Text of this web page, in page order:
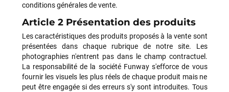
conditions générales de vente.
Article 2 Présentation des produits
Les caractéristiques des produits proposés à la vente sont
présentées dans chaque rubrique de notre site. Les
photographies n'entrent pas dans le champ contractuel.
La responsabilité de la société Funway s'efforce de vous
fournir les visuels les plus réels de chaque produit mais ne
peut être engagée si des erreurs s'y sont introduites. Tous